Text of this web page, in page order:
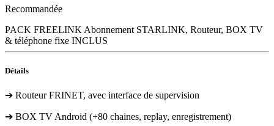
Recommandée
PACK FREELINK Abonnement STARLINK, Routeur, BOX TV
& téléphone fixe INCLUS
Détails
➔ Routeur FRINET, avec interface de supervision
➔ BOX TV Android (+80 chaines, replay, enregistrement)